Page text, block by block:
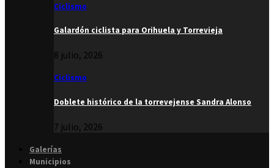
Ciclismo
Galardón ciclista para Orihuela y Torrevieja
8 julio, 2026
Ciclismo
Doblete histórico de la torrevejense Sandra Alonso
7 julio, 2026
Galerías
Municipios